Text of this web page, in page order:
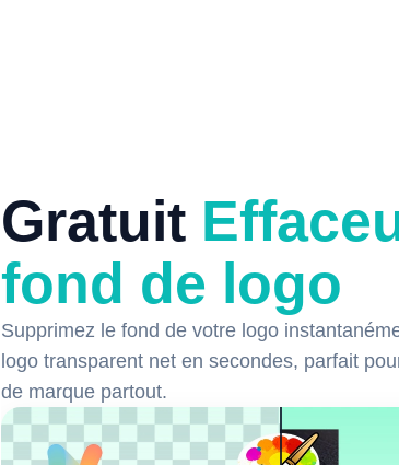
Gratuit
fond de logo
Supprimez le fond de votre logo
logo transparent net en secondes, parfait
de marque partout.